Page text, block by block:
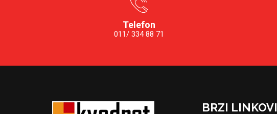
Telefon
011/ 334 88 71
BRZI LINKOVI